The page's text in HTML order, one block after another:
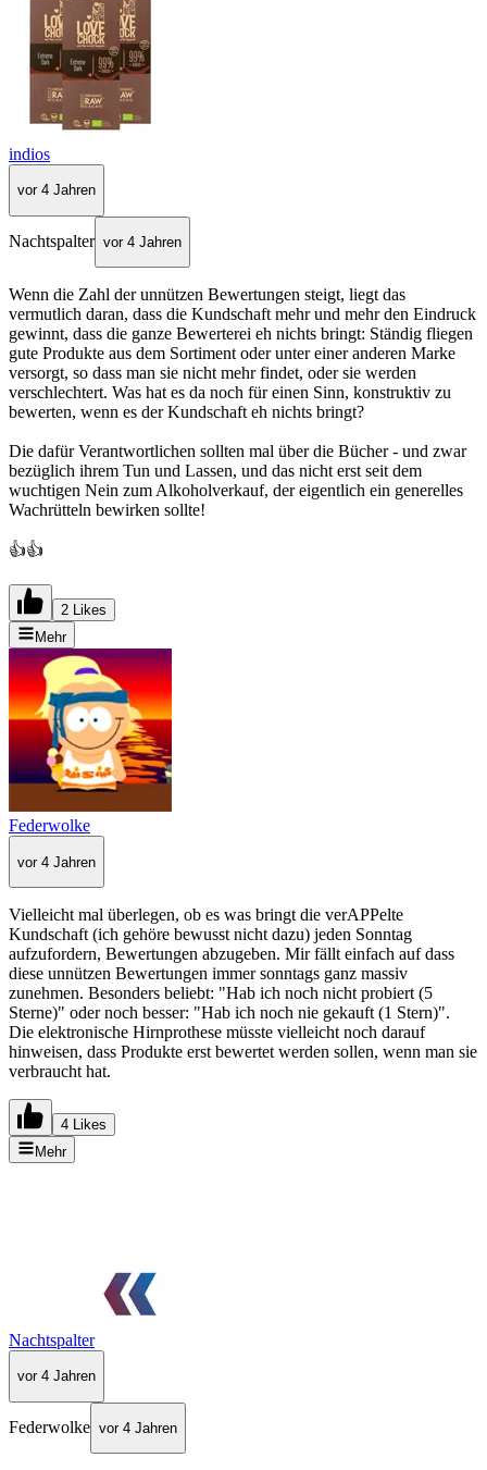
indios
vor 4 Jahren
Nachtspalter vor 4 Jahren
Wenn die Zahl der unnützen Bewertungen steigt, liegt das
vermutlich daran, dass die Kundschaft mehr und mehr den Eindruck
gewinnt, dass die ganze Bewerterei eh nichts bringt: Ständig fliegen
gute Produkte aus dem Sortiment oder unter einer anderen Marke
versorgt, so dass man sie nicht mehr findet, oder sie werden
verschlechtert. Was hat es da noch für einen Sinn, konstruktiv zu
bewerten, wenn es der Kundschaft eh nichts bringt?
Die dafür Verantwortlichen sollten mal über die Bücher - und zwar
bezüglich ihrem Tun und Lassen, und das nicht erst seit dem
wuchtigen Nein zum Alkoholverkauf, der eigentlich ein generelles
Wachrütteln bewirken sollte!
👍👍
2 Likes
Mehr
Federwolke
vor 4 Jahren
Vielleicht mal überlegen, ob es was bringt die verAPPelte
Kundschaft (ich gehöre bewusst nicht dazu) jeden Sonntag
aufzufordern, Bewertungen abzugeben. Mir fällt einfach auf dass
diese unnützen Bewertungen immer sonntags ganz massiv
zunehmen. Besonders beliebt: "Hab ich noch nicht probiert (5
Sterne)" oder noch besser: "Hab ich noch nie gekauft (1 Stern)".
Die elektronische Hirnprothese müsste vielleicht noch darauf
hinweisen, dass Produkte erst bewertet werden sollen, wenn man sie
verbraucht hat.
4 Likes
Mehr
Nachtspalter
vor 4 Jahren
Federwolke vor 4 Jahren